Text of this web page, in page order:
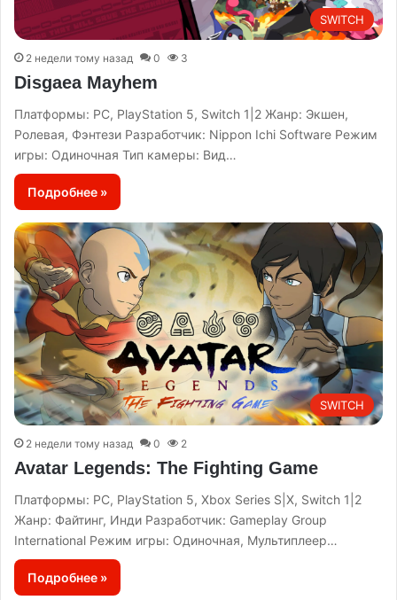
SWITCH
2 недели тому назад 0 3
Disgaea Mayhem
Платформы: PC, PlayStation 5, Switch 1|2 Жанр: Экшен,
Ролевая, Фэнтези Разработчик: Nippon Ichi Software Режим
игры: Одиночная Тип камеры: Вид…
Подробнее »
SWITCH
2 недели тому назад 0 2
Avatar Legends: The Fighting Game
Платформы: PC, PlayStation 5, Xbox Series S|X, Switch 1|2
Жанр: Файтинг, Инди Разработчик: Gameplay Group
International Режим игры: Одиночная, Мультиплеер…
Подробнее »